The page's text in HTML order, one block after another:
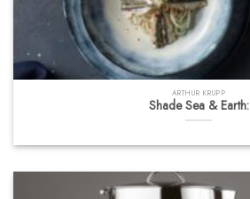
ARTHUR KRUPP
Shade Sea & Earth: